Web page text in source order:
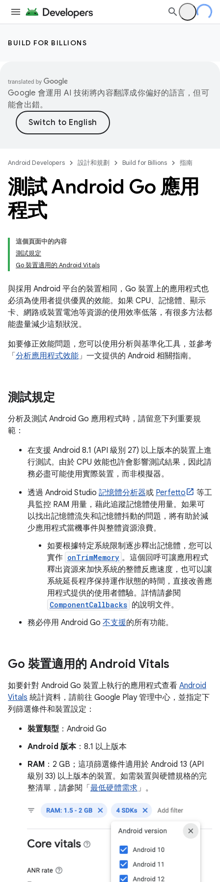
BUILD FOR BILLIONS
Google 會運用 AI 技術將內容翻譯成你偏好的語言，但可
能會出錯。
Android Developers 設計和規劃 Build for Billions 指南
測試 Android Go 應用
程式
這個頁面中的內容
測試規定
Go 裝置適用的 Android Vitals
與採用 Android 平台的裝置相同，Go 裝置上的應用程式也
必須為使用者提供優異的效能。如果 CPU、記憶體、顯示
卡、網路或裝置電池等資源的使用效率低落，有很多方法都
能盡量減少這類狀況。
如要修正效能問題，您可以使用分析與基準化工具，並參考
「 分析應用程式效能」一文提供的 Android 相關指南。
測試規定
分析及測試 Android Go 應用程式時，請留意下列重要規
範：
在支援 Android 8.1 (API 級別 27) 以上版本的裝置上進
行測試。由於 CPU 效能也許會影響測試結果，因此請
務必盡可能使用實際裝置，而非模擬器。
透過 Android Studio 記憶體分析器或 Perfetto
等工
具監控 RAM 用量，藉此追蹤記憶體使用量。如果可
以找出記憶體流失和記憶體抖動的問題，將有助於減
少應用程式當機事件與整體資源浪費。
如要根據特定系統限制逐步釋出記憶體，您可以
實作 onTrimMemory 。這個回呼可讓應用程式
釋出資源來加快系統的整體反應速度，也可以讓
系統延長程序保持運作狀態的時間，直接改善應
用程式提供的使用者體驗。詳情請參閱
ComponentCallbacks 的說明文件。
務必停用 Android Go 不支援的所有功能。
Go 裝置適用的 Android Vitals
如要針對 Android Go 裝置上執行的應用程式查看 Android
Vitals 統計資料，請前往 Google Play 管理中心，並指定下
列篩選條件和裝置設定：
裝置類型 ：Android Go
Android 版本：8.1 以上版本
RAM ：2 GB；這項篩選條件適用於 Android 13 (API
級別 33) 以上版本的裝置。如需裝置與硬體規格的完
整清單，請參閱「 最低硬體需求」。